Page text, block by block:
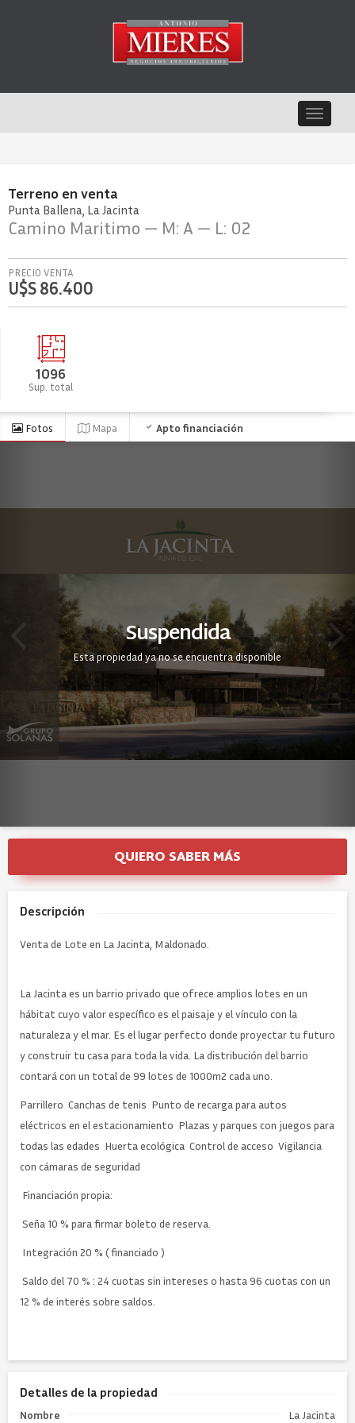
Toggle
Terreno en venta
Punta Ballena La Jacinta
Camino Maritimo — M: A — L: 02
PRECIO VENTA
U$S 86.400
1096
Sup. total
Fotos Mapa Apto financiación
Suspendida
QUIERO SABER MÁS
Descripción
Venta de Lote en La Jacinta, Maldonado.
La Jacinta es un barrio privado que ofrece amplios lotes en un
hábitat cuyo valor específico es el paisaje y el vínculo con la
naturaleza y el mar. Es el lugar perfecto donde proyectar tu futuro
y construir tu casa para toda la vida. La distribución del barrio
contará con un total de 99 lotes de 1000m2 cada uno.
Parrillero  Canchas de tenis  Punto de recarga para autos
eléctricos en el estacionamiento  Plazas y parques con juegos para
todas las edades  Huerta ecológica  Control de acceso  Vigilancia
con cámaras de seguridad
 Financiación propia:
 Seña 10 % para firmar boleto de reserva.
 Integración 20 % ( financiado )
 Saldo del 70 % : 24 cuotas sin intereses o hasta 96 cuotas con un
12 % de interés sobre saldos.
Detalles de la propiedad
Nombre La Jacinta